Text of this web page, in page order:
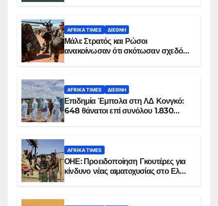
AFRIKA TIMES ΔΙΕΘΝΉ
Μάλι: Στρατός και Ρώσοι
ανακοίνωσαν ότι σκότωσαν σχεδόν
AFRIKA TIMES ΔΙΕΘΝΉ
Επιδημία Έμπολα στη ΛΔ Κονγκό:
648 θάνατοι επί συνόλου 1.830
AFRIKA TIMES
ΟΗΕ: Προειδοποίηση Γκουτέρες για
κίνδυνο νέας αιματοχυσίας στο Ελ